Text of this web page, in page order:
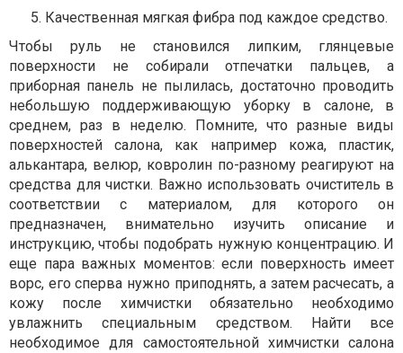
Качественная мягкая фибра под каждое средство.
Чтобы руль не становился липким, глянцевые
поверхности не собирали отпечатки пальцев, а
приборная панель не пылилась, достаточно проводить
небольшую поддерживающую уборку в салоне, в
среднем, раз в неделю. Помните, что разные виды
поверхностей салона, как например кожа, пластик,
алькантара, велюр, ковролин по-разному реагируют на
средства для чистки. Важно использовать очиститель в
соответствии с материалом, для которого он
предназначен, внимательно изучить описание и
инструкцию, чтобы подобрать нужную концентрацию. И
еще пара важных моментов: если поверхность имеет
ворс, его сперва нужно приподнять, а затем расчесать, а
кожу после химчистки обязательно необходимо
увлажнить специальным средством. Найти все
необходимое для самостоятельной химчистки салона